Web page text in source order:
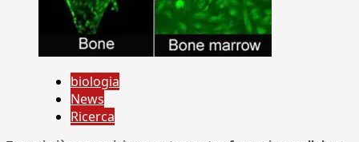
biologia
News
Ricerca